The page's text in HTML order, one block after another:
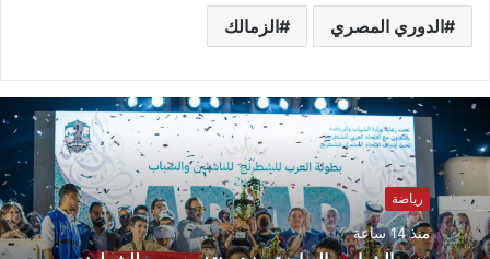
الدوري المصري الزمالك
رياضة
منذ 14 ساعة